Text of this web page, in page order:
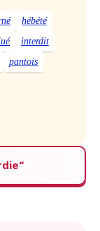
hébété
interdit
pantois